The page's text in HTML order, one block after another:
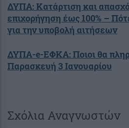
ΔΥΠΑ: Κατάρτιση και
επιχορήγηση έως 100% –
για την υποβολή αιτήσεων
ΔΥΠΑ-e-ΕΦΚΑ: Ποιοι θα
Παρασκευή 3 Ιανουαρίου
Σχόλια Αναγνωστών